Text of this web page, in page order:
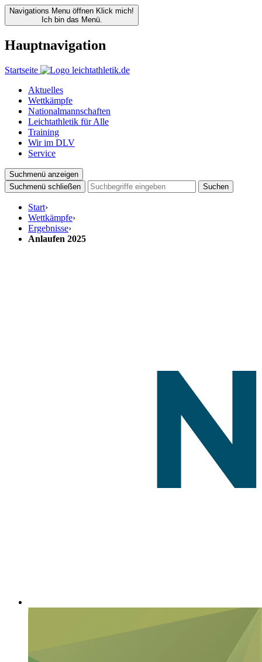
Navigations Menu öffnen Klick mich!
Ich bin das Menü.
Hauptnavigation
Startseite
Aktuelles
Wettkämpfe
Nationalmannschaften
Leichtathletik für Alle
Training
Wir im DLV
Service
Suchmenü anzeigen
Suchmenü schließen
Suchen
Start›
Wettkämpfe›
Ergebnisse›
Anlaufen 2025